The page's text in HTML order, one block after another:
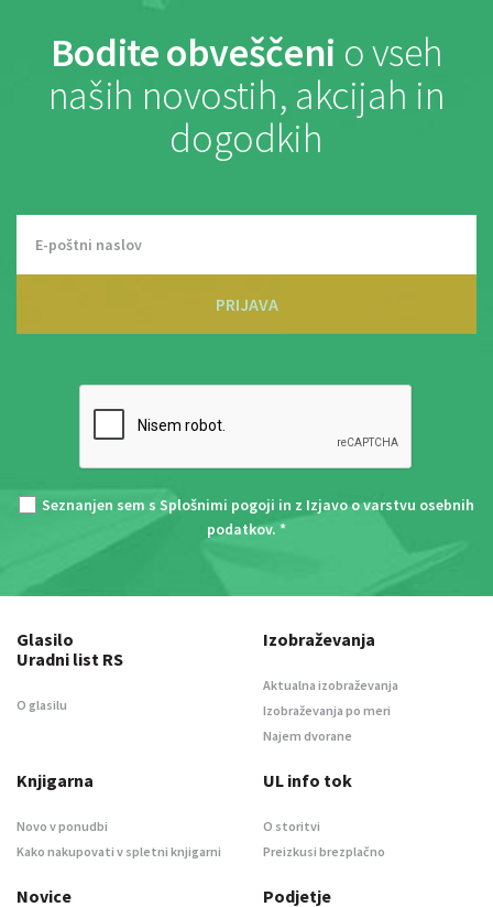
Bodite obveščeni o vseh
naših novostih, akcijah in
dogodkih
PRIJAVA
Seznanjen sem s Splošnimi pogoji in z Izjavo o varstvu osebnih
podatkov. *
Glasilo
Uradni list RS
O glasilu
Izobraževanja
Aktualna izobraževanja
Izobraževanja po meri
Najem dvorane
Knjigarna
Novo v ponudbi
Kako nakupovati v spletni knjigarni
UL info tok
O storitvi
Preizkusi brezplačno
Novice Podjetje